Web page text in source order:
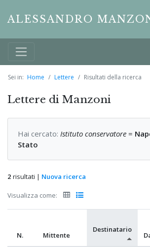
ALESSANDRO
Sei in: Home Lettere Risultati della ricerca
Lettere di Manzoni
Hai cercato: Istituto conservatore =
Stato
2 risultati | Nuova ricerca
Visualizza come:
N. Mittente
Destinatario